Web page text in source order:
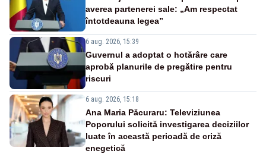
averea partenerei sale: „Am respectat
întotdeauna legea”
6 aug. 2026, 15:39
Guvernul a adoptat o hotărâre care
aprobă planurile de pregătire pentru
riscuri
6 aug. 2026, 15:18
Ana Maria Păcuraru: Televiziunea
Poporului solicită investigarea deciziilor
luate în această perioadă de criză
enegetică